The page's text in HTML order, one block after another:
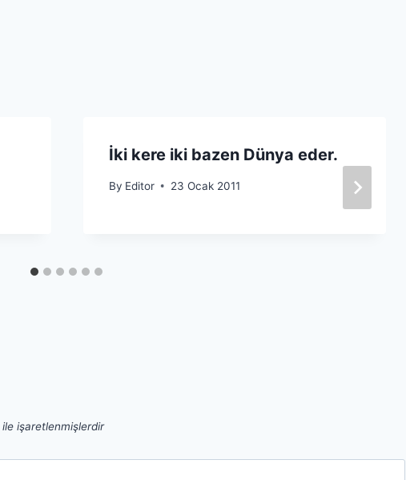
İki kere iki bazen Dünya eder.
By Editor 23 Ocak 2011
ile işaretlenmişlerdir